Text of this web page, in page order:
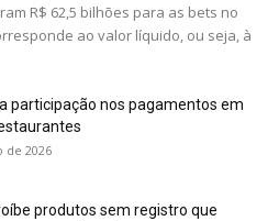
R$ 62,5 bilhões para as bets no
ao valor líquido, ou seja, à
participação nos pagamentos em
de 2026
produtos sem registro que